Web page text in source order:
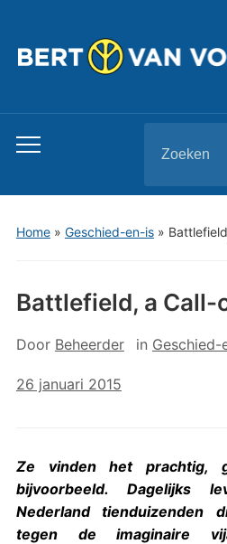
Toggle
menu
naar:
Home» Geschied-en-is»
Battlefield, a
Door Beheerder in Geschied-
26 januari 2015
Ze vinden het prachtig,
bijvoorbeeld. Dagelijks
Nederland tienduizenden
tegen de imaginaire